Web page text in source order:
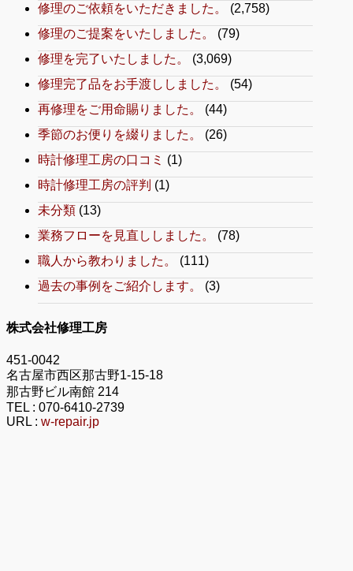
修理のご依頼をいただきました。
(2,758)
修理のご提案をいたしました。
(79)
修理を完了いたしました。
(3,069)
修理完了品をお手渡ししました。
(54)
再修理をご用命賜りました。
(44)
季節のお便りを綴りました。
(26)
時計修理工房の口コミ (1)
時計修理工房の評判 (1)
未分類 (13)
業務フローを見直ししました。
(78)
職人から教わりました。
(111)
過去の事例をご紹介します。
(3)
株式会社修理工房
451-0042
名古屋市西区那古野1-15-18
那古野ビル南館 214
TEL : 070-6410-2739
URL : w-repair.jp